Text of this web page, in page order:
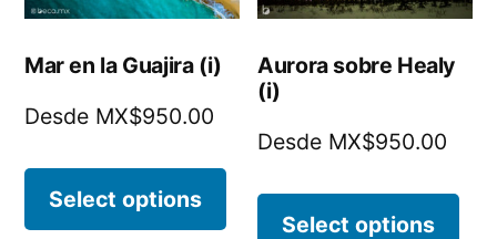
Mar en la Guajira (i)
Desde MX$950.00
Select options
Aurora sobre Healy
(i)
Desde MX$950.00
Select options